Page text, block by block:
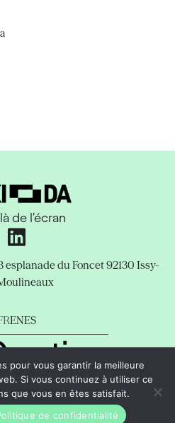
de l'écran
esplanade du Foncet92130 Issy-
ENES
de confidentialitéSupport
Tous droits réservés.
pour vous garantir la meilleure
Si vous continuez à utiliser ce
que vous en êtes satisfait.
de confidentialité